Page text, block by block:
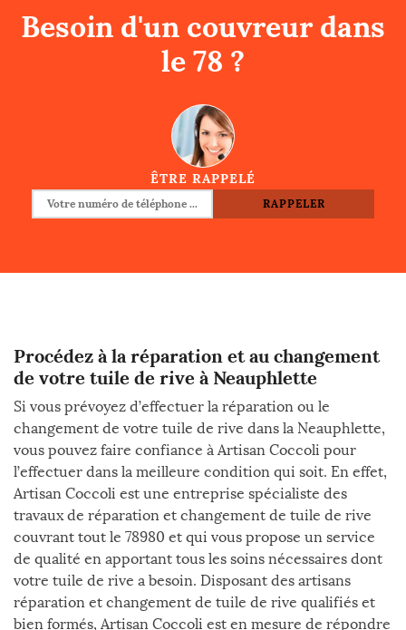
Besoin d'un couvreur dans
le 78 ?
ÊTRE RAPPELÉ
Procédez à la réparation et au changement
de votre tuile de rive à Neauphlette
Si vous prévoyez d’effectuer la réparation ou le
changement de votre tuile de rive dans la Neauphlette,
vous pouvez faire confiance à Artisan Coccoli pour
l’effectuer dans la meilleure condition qui soit. En effet,
Artisan Coccoli est une entreprise spécialiste des
travaux de réparation et changement de tuile de rive
couvrant tout le 78980 et qui vous propose un service
de qualité en apportant tous les soins nécessaires dont
votre tuile de rive a besoin. Disposant des artisans
réparation et changement de tuile de rive qualifiés et
bien formés, Artisan Coccoli est en mesure de répondre